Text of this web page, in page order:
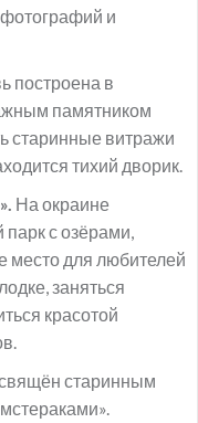
и
построена в
памятником
старинные витражи
тихий дворик.
На окраине
с озёрами,
место для любителей
заняться
красотой
старинным